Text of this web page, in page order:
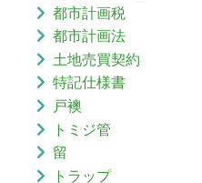
都市計画税
都市計画法
土地売買契約
特記仕様書
戸襖
トミジ管
留
トラップ